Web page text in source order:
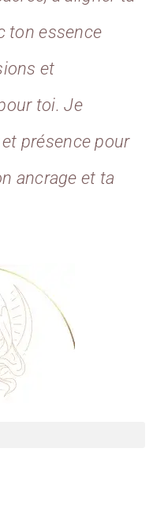
ton essence
et
toi. Je
présence pour
ancrage et ta